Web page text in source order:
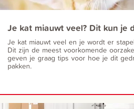
Je kat miauwt veel? Dit kun je
Je kat miauwt veel en je wordt er
Dit zijn de meest voorkomende
geven je graag tips voor hoe je dit
pakken.